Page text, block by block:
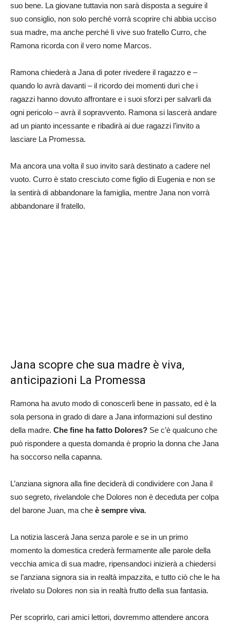
suo bene. La giovane tuttavia non sarà disposta a seguire il
suo consiglio, non solo perché vorrà scoprire chi abbia ucciso
sua madre, ma anche perché lì vive suo fratello Curro, che
Ramona ricorda con il vero nome Marcos.
Ramona chiederà a Jana di poter rivedere il ragazzo e –
quando lo avrà davanti – il ricordo dei momenti duri che i
ragazzi hanno dovuto affrontare e i suoi sforzi per salvarli da
ogni pericolo – avrà il sopravvento. Ramona si lascerà andare
ad un pianto incessante e ribadirà ai due ragazzi l’invito a
lasciare La Promessa.
Ma ancora una volta il suo invito sarà destinato a cadere nel
vuoto. Curro è stato cresciuto come figlio di Eugenia e non se
la sentirà di abbandonare la famiglia, mentre Jana non vorrà
abbandonare il fratello.
Jana scopre che sua madre è viva,
anticipazioni La Promessa
Ramona ha avuto modo di conoscerli bene in passato, ed è la
sola persona in grado di dare a Jana informazioni sul destino
della madre. Che fine ha fatto Dolores? Se c’è qualcuno che
può rispondere a questa domanda è proprio la donna che Jana
ha soccorso nella capanna.
L’anziana signora alla fine deciderà di condividere con Jana il
suo segreto, rivelandole che Dolores non è deceduta per colpa
del barone Juan, ma che è sempre viva.
La notizia lascerà Jana senza parole e se in un primo
momento la domestica crederà fermamente alle parole della
vecchia amica di sua madre, ripensandoci inizierà a chiedersi
se l’anziana signora sia in realtà impazzita, e tutto ciò che le ha
rivelato su Dolores non sia in realtà frutto della sua fantasia.
Per scoprirlo, cari amici lettori, dovremmo attendere ancora